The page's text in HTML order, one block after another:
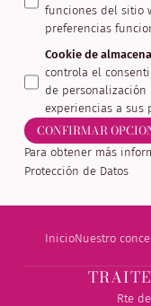
funciones del sitio
preferencias
Cookie de
controla el
de
experiencias a sus
CONFIRMAR
Para obtener más
Protección de Datos
InicioNuestro
Rte